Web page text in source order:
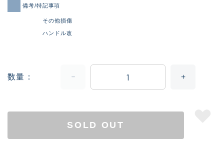
備考/特記事項
その他損傷
ハンドル改
数量
SOLD OUT